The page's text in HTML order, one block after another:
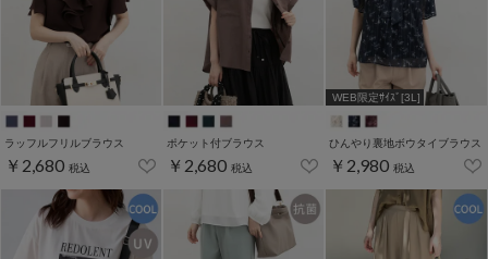
ラッフルフリルブラウス
￥2,680 税込
ポケット付ブラウス
￥2,680 税込
WEB限定ｻｲｽﾞ[3L]
ひんやり裏地ボウタイブラウス
￥2,980 税込